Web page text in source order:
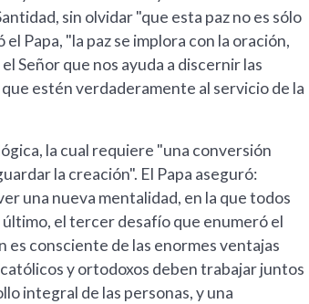
sin olvidar "que esta paz no es sólo
Papa, "la paz se implora con la oración,
Señor que nos ayuda a discernir las
estén verdaderamente al servicio de la
la cual requiere "una conversión
la creación". El Papa aseguró:
una nueva mentalidad, en la que todos
el tercer desafío que enumeró el
es consciente de las enormes ventajas
y ortodoxos deben trabajar juntos
integral de las personas, y una